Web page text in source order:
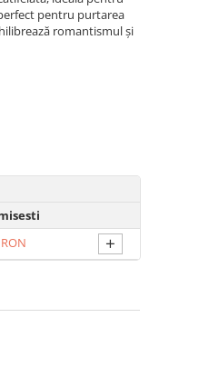
pentru purtarea
romantismul și
+